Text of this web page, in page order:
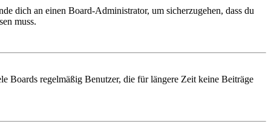
dich an einen Board-Administrator, um sicherzugehen, dass du
muss.
Boards regelmäßig Benutzer, die für längere Zeit keine Beiträge